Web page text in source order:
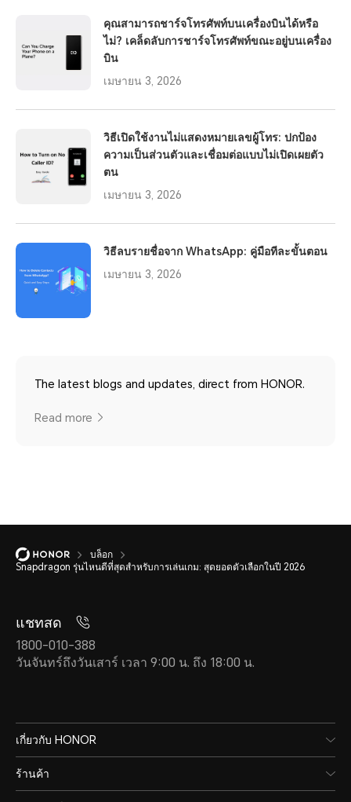
คุณสามารถชาร์จโทรศัพท์บนเครื่องบินได้หรือ
ไม่? เคล็ดลับการชาร์จโทรศัพท์ขณะอยู่บนเครื่อง
บิน
เมษายน 3, 2026
วิธีเปิดใช้งานไม่แสดงหมายเลขผู้โทร: ปกป้อง
ความเป็นส่วนตัวและเชื่อมต่อแบบไม่เปิดเผยตัว
ตน
เมษายน 3, 2026
วิธีลบรายชื่อจาก WhatsApp: คู่มือทีละขั้นตอน
เมษายน 3, 2026
The latest blogs and updates, direct from HONOR.
Read more
บล็อก
Snapdragon รุ่นไหนดีที่สุดสำหรับการเล่นเกม: สุดยอดตัวเลือกในปี 2026
แชทสด
1800-010-388
วันจันทร์ถึงวันเสาร์ เวลา 9:00 น. ถึง 18:00 น.
เกี่ยวกับ HONOR
ร้านค้า